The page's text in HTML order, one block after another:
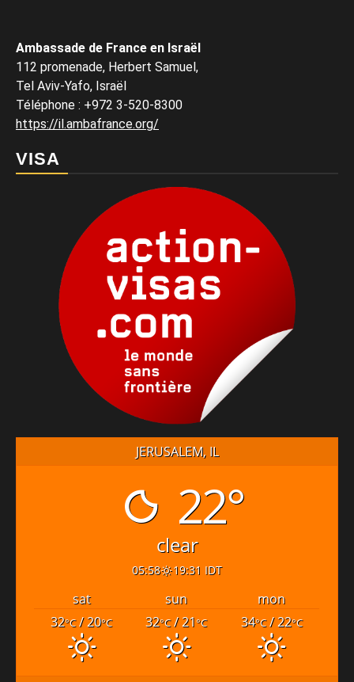
Ambassade de France en Israël
112 promenade, Herbert Samuel,
Tel Aviv-Yafo, Israël
Téléphone : +972 3-520-8300
https://il.ambafrance.org/
VISA
JERUSALEM, IL
22°
clear
05:58 19:31 IDT
sat sun
mon
32°C/ 20°C 32°C/ 21°C 34°C/ 22°C